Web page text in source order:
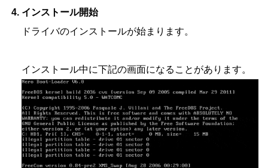
インストール開始
ドライバのインストールが始まります。
インストール中に下記の画面になることがあります。